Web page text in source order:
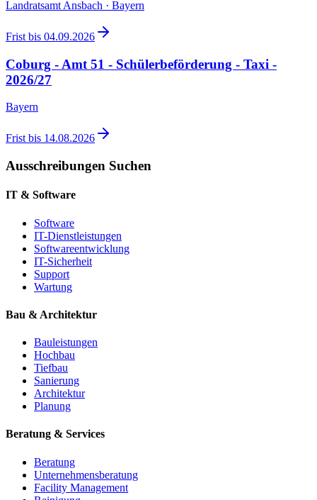
Landratsamt Ansbach · Bayern
Frist bis 04.09.2026
Coburg - Amt 51 - Schülerbeförderung - Taxi -
2026/27
Bayern
Frist bis 14.08.2026
Ausschreibungen Suchen
IT & Software
Software
IT-Dienstleistungen
Softwareentwicklung
IT-Sicherheit
Support
Wartung
Bau & Architektur
Bauleistungen
Hochbau
Tiefbau
Sanierung
Architektur
Planung
Beratung & Services
Beratung
Unternehmensberatung
Facility Management